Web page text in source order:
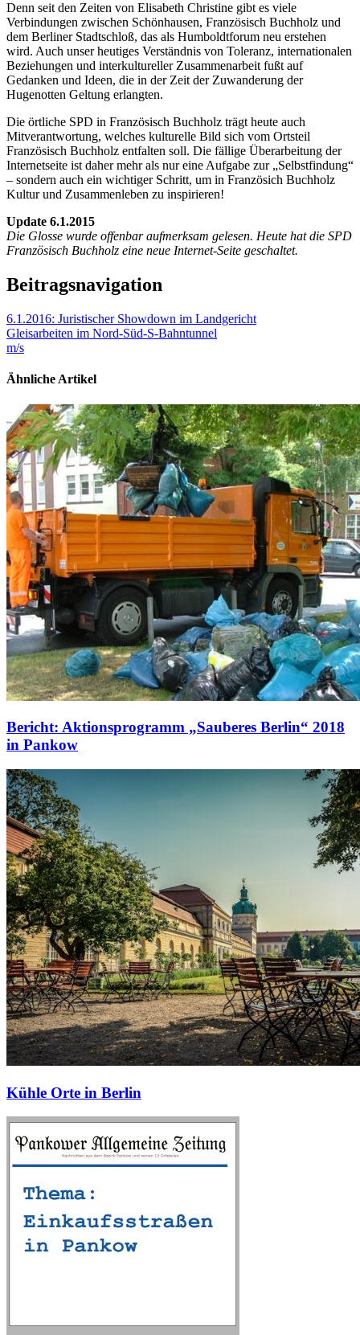
Denn seit den Zeiten von Elisabeth Christine gibt es viele
Verbindungen zwischen Schönhausen, Französisch Buchholz und
dem Berliner Stadtschloß, das als Humboldtforum neu erstehen
wird. Auch unser heutiges Verständnis von Toleranz, internationalen
Beziehungen und interkultureller Zusammenarbeit fußt auf
Gedanken und Ideen, die in der Zeit der Zuwanderung der
Hugenotten Geltung erlangten.
Die örtliche SPD in Französisch Buchholz trägt heute auch
Mitverantwortung, welches kulturelle Bild sich vom Ortsteil
Französisch Buchholz entfalten soll. Die fällige Überarbeitung der
Internetseite ist daher mehr als nur eine Aufgabe zur „Selbstfindung“
– sondern auch ein wichtiger Schritt, um in Französich Buchholz
Kultur und Zusammenleben zu inspirieren!
Update 6.1.2015
Die Glosse wurde offenbar aufmerksam gelesen. Heute hat die SPD
Französisch Buchholz eine neue Internet-Seite geschaltet.
Beitragsnavigation
6.1.2016: Juristischer Showdown im Landgericht
Gleisarbeiten im Nord-Süd-S-Bahntunnel
m/s
Ähnliche Artikel
Bericht: Aktionsprogramm „Sauberes Berlin“ 2018
in Pankow
Kühle Orte in Berlin